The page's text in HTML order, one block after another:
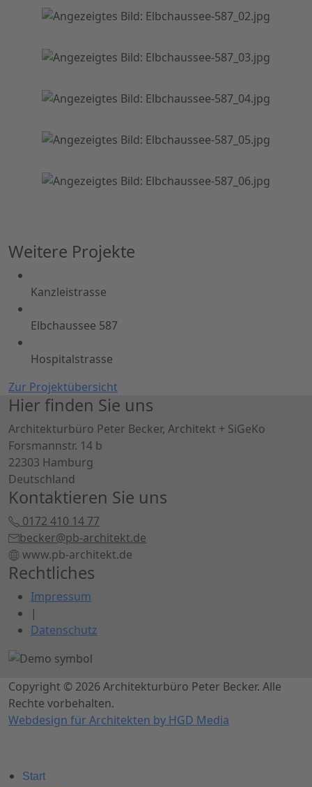
Weitere Projekte
Kanzleistrasse
Elbchaussee 587
Hospitalstrasse
Zur Projektübersicht
Hier finden Sie uns
Architekturbüro Peter Becker, Architekt + SiGeKo
Forsmannstr. 14 b
22303 Hamburg
Deutschland
Kontaktieren Sie uns
0172 410 14 77
becker@pb-architekt.de
www.pb-architekt.de
Rechtliches
Impressum
|
Datenschutz
Copyright © 2026 Architekturbüro Peter Becker. Alle
Rechte vorbehalten.
Webdesign für Architekten by HGD Media
Start